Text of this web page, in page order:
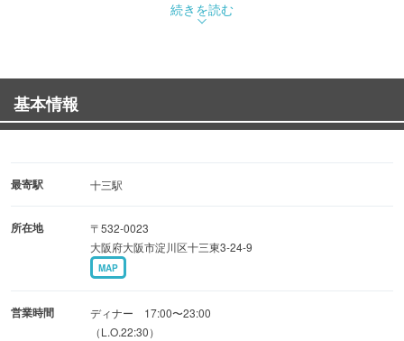
『涼風会席』『鱧すき鍋コース』
コースに鍋のコースご用意♪
★新定番!人気のお寿司のコース
『お手軽寿司コース』『彩り寿司会席』『味わい寿司会
半額』に加え『単品お寿司全品20％OFF』
◆鮮魚にはやはり地酒
季節に合わせて、料理にあう地酒を店主がご提案！
日により入荷は変化するので、内容はスタッフまで
続きを読む
基本情報
最寄駅 十三駅
所在地
〒532-0023
大阪府大阪市淀川区十三東3-24-9
MAP
営業時間
ディナー 17:00〜23:00
（L.O.22:30）